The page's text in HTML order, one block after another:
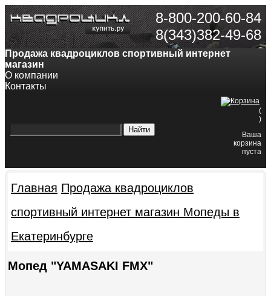
8-800-200-60-84
8(343)382-49-68
Продажа квадроциклов спортивный интернет
магазин
О компании
Контакты
(
)
Ваша
корзина
пуста
Главная Продажа квадроциклов
спортивный интернет магазин Мопеды в
Екатеринбурге
Мопед "YAMASAKI FMX"